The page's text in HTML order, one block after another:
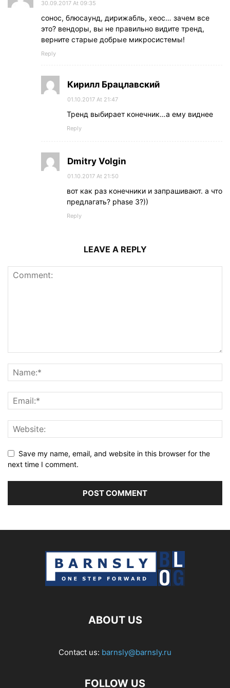
30.09.2017 At 09:35
сонос, блюсаунд, дирижабль, хеос… зачем все
это? вендоры, вы не правильно видите тренд,
верните старые добрые микросистемы!
Reply
Кирилл Брацлавский
01.10.2017 At 21:47
Тренд выбирает конечник…а ему виднее
Reply
Dmitry Volgin
01.10.2017 At 21:50
вот как раз конечники и запрашивают. а что
предлагать? phase 3?))
Reply
LEAVE A REPLY
Save my name, email, and website in this browser for the
next time I comment.
ABOUT US
Contact us: barnsly@barnsly.ru
FOLLOW US